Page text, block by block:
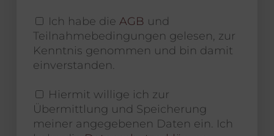
Ich habe die AGB und
Teilnahmebedingungen gelesen, zur
Kenntnis genommen und bin damit
einverstanden.
Hiermit willige ich zur
Übermittlung und Speicherung
meiner angegebenen Daten ein. Ich